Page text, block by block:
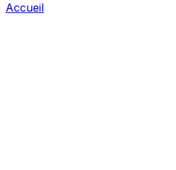
Accueil